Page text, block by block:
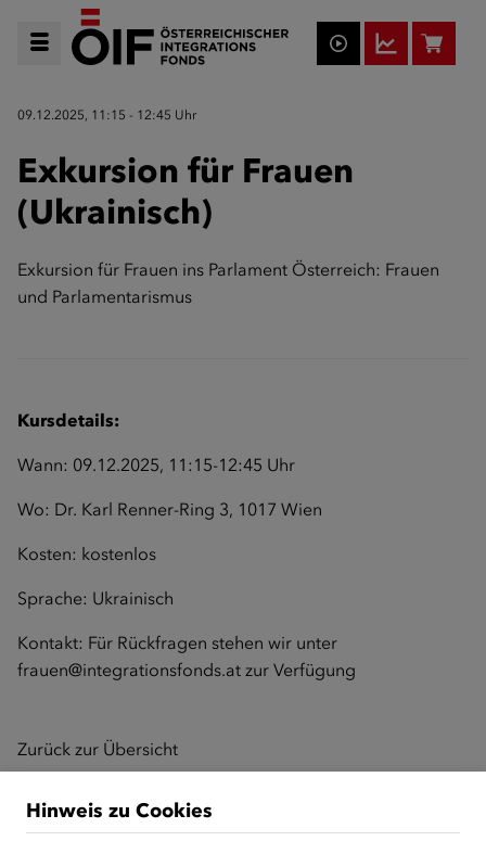
09.12.2025, 11:15 - 12:45 Uhr
Exkursion für Frauen
(Ukrainisch)
Exkursion für Frauen ins Parlament Österreich: Frauen
und Parlamentarismus
Kursdetails:
Wann: 09.12.2025, 11:15-12:45 Uhr
Wo: Dr. Karl Renner-Ring 3, 1017 Wien
Kosten: kostenlos
Sprache: Ukrainisch
Kontakt: Für Rückfragen stehen wir unter
frauen@integrationsfonds.at zur Verfügung
Zurück zur Übersicht
Hinweis zu Cookies